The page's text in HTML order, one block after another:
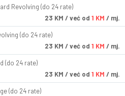
Revolving (do 24 rate)
23 KM / već od 1 KM / mj.
(do 24 rate)
23 KM / već od 1 KM / mj.
(do 24 rate)
23 KM / već od 1 KM / mj.
(do 24 rate)